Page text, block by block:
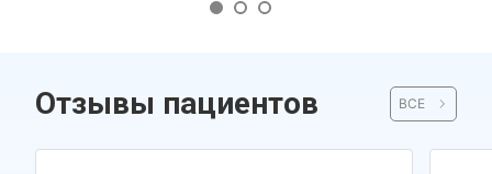
Отзывы пациентов ВСЕ